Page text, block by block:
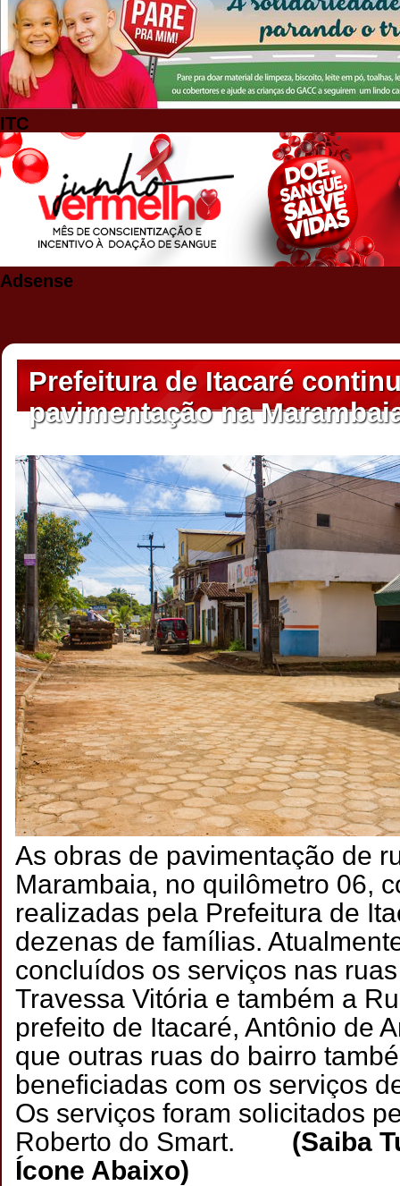
ITC
Adsense
Prefeitura de Itacaré
pavimentação na
As obras de pavimentação de
Marambaia, no quilômetro 06,
realizadas pela Prefeitura de
dezenas de famílias.
concluídos os serviços nas
Travessa Vitória e também a
prefeito de Itacaré, Antônio de
que outras ruas do bairro
beneficiadas com os serviços
Os serviços foram solicitados
Roberto do Smart.
(Saiba
Ícone Abaixo)